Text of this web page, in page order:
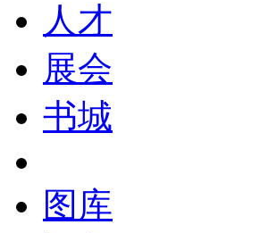
人才
展会
书城
图库